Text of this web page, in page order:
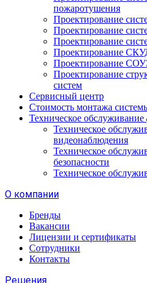
пожаротушения
Проектирование
Проектирование
Проектирование
Проектирование
Проектирование
Проектирование
систем
Сервисный центр
Стоимость монтажа
Техническое обслуживание
Техническое
видеонаблюдения
Техническое
безопасности
Техническое
О компании
Бренды
Вакансии
Лицензии и сертификаты
Сотрудники
Контакты
Решения